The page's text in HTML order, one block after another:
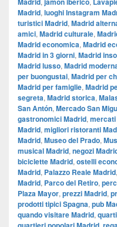
Madrid, luoghi Instagram
turistici Madrid, Madrid
amici, Madrid culturale,
Madrid economica, Madrid
Madrid in 3 giorni, Madrid
Madrid lusso, Madrid
per buongustai, Madrid per
Madrid per famiglie, Madrid
segreta, Madrid storica,
San Antón, Mercado San
gastronomici Madrid,
Madrid, migliori ristoranti
Madrid, Museo del Prado,
musical Madrid, negozi
biciclette Madrid, ostelli
Madrid, Palazzo Reale Madrid,
Madrid, Parco del Retiro,
Plaza Mayor, prezzi Madrid,
prodotti tipici Spagna, pub
quando visitare Madrid,